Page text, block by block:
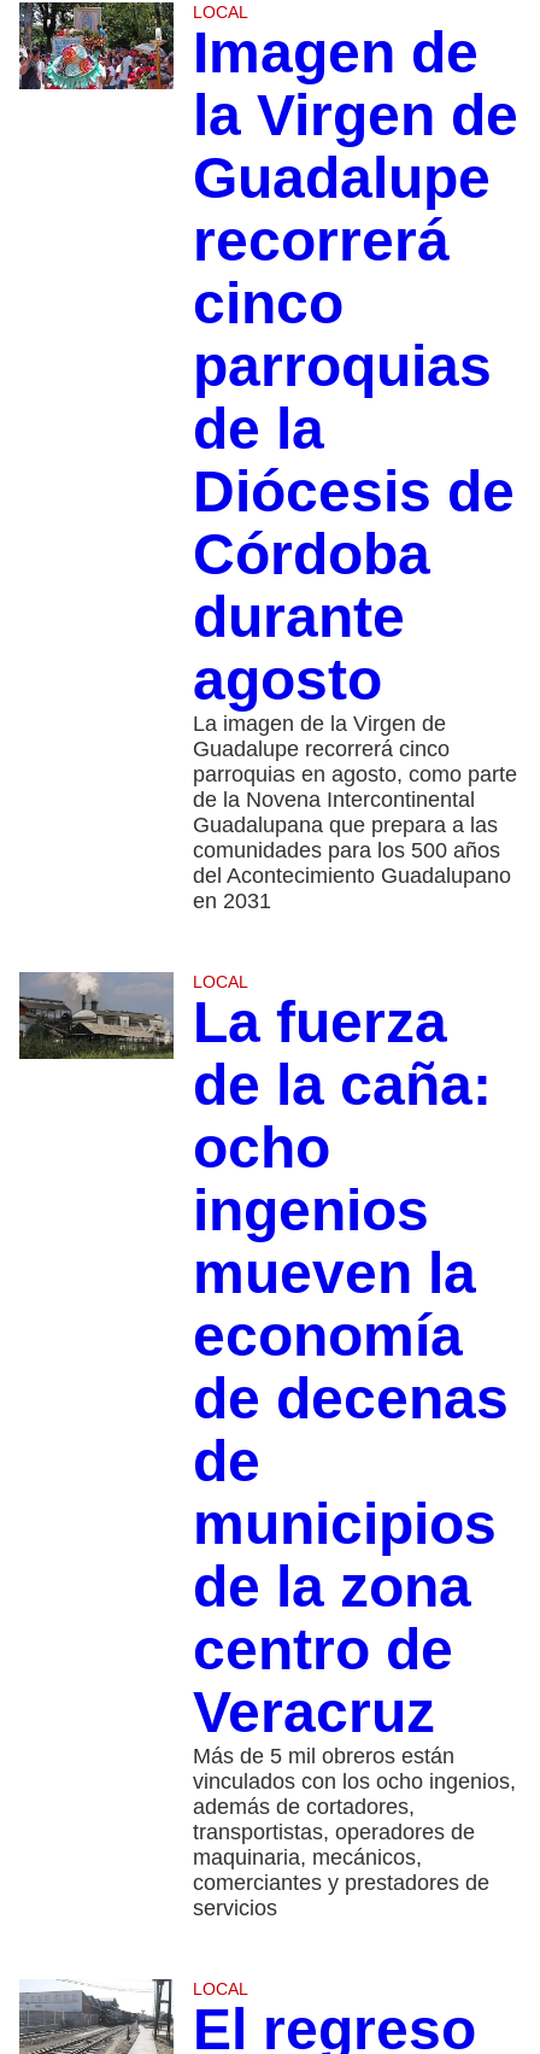
LOCAL
Imagen de
la Virgen de
Guadalupe
recorrerá
cinco
parroquias
de la
Diócesis de
Córdoba
durante
agosto
La imagen de la Virgen de
Guadalupe recorrerá cinco
parroquias en agosto, como parte
de la Novena Intercontinental
Guadalupana que prepara a las
comunidades para los 500 años
del Acontecimiento Guadalupano
en 2031
LOCAL
La fuerza
de la caña:
ocho
ingenios
mueven la
economía
de decenas
de
municipios
de la zona
centro de
Veracruz
Más de 5 mil obreros están
vinculados con los ocho ingenios,
además de cortadores,
transportistas, operadores de
maquinaria, mecánicos,
comerciantes y prestadores de
servicios
LOCAL
El regreso